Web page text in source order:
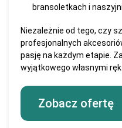
bransoletkach i
Niezależnie od tego, czy
profesjonalnych
pasję na każdym etapie.
wyjątkowego własnymi
Zobacz ofertę